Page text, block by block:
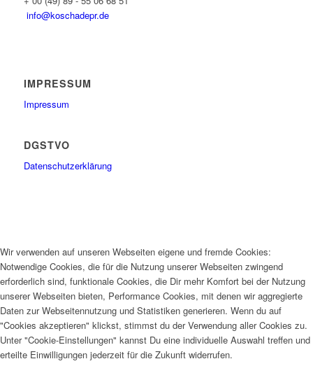
info@koschadepr.de
IMPRESSUM
Impressum
DGSTVO
Datenschutzerklärung
Wir verwenden auf unseren Webseiten eigene und fremde Cookies:
Notwendige Cookies, die für die Nutzung unserer Webseiten zwingend
erforderlich sind, funktionale Cookies, die Dir mehr Komfort bei der Nutzung
unserer Webseiten bieten, Performance Cookies, mit denen wir aggregierte
Daten zur Webseitennutzung und Statistiken generieren. Wenn du auf
"Cookies akzeptieren" klickst, stimmst du der Verwendung aller Cookies zu.
Unter "Cookie-Einstellungen" kannst Du eine individuelle Auswahl treffen und
erteilte Einwilligungen jederzeit für die Zukunft widerrufen.